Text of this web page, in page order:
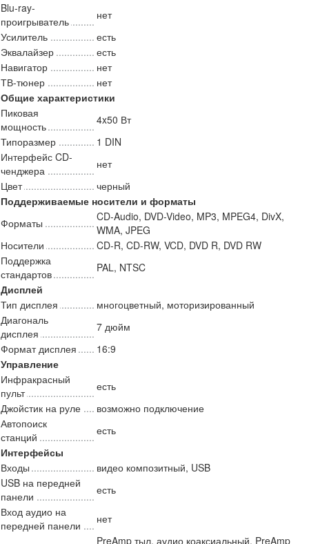
Blu-ray-
проигрыватель
нет
Усилитель
есть
Эквалайзер
есть
Навигатор
нет
ТВ-тюнер
нет
Общие характеристики
Пиковая
мощность
4x50 Вт
Типоразмер
1 DIN
Интерфейс CD-
ченджера
нет
Цвет
черный
Поддерживаемые носители и форматы
Форматы
CD-Audio, DVD-Video, MP3, MPEG4, DivX,
WMA, JPEG
Носители
CD-R, CD-RW, VCD, DVD R, DVD RW
Поддержка
стандартов
PAL, NTSC
Дисплей
Тип дисплея
многоцветный, моторизированный
Диагональ
дисплея
7 дюйм
Формат дисплея
16:9
Управление
Инфракрасный
пульт
есть
Джойстик на руле
возможно подключение
Автопоиск
станций
есть
Интерфейсы
Входы
видео композитный, USB
USB на передней
панели
есть
Вход аудио на
передней панели
нет
PreAmp тыл, аудио коаксиальный, PreAmp